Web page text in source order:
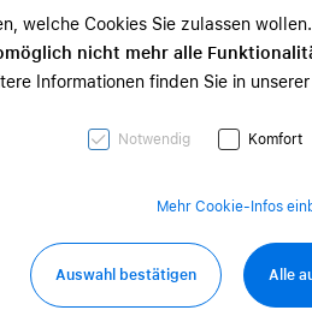
Zubehör
welche Cookies Sie zulassen wollen.
nicht mehr alle
Informationen finden Sie in unserer
Notwendig Komfort
Mehr Cookie-Infos
Auswahl bestätigen Alle